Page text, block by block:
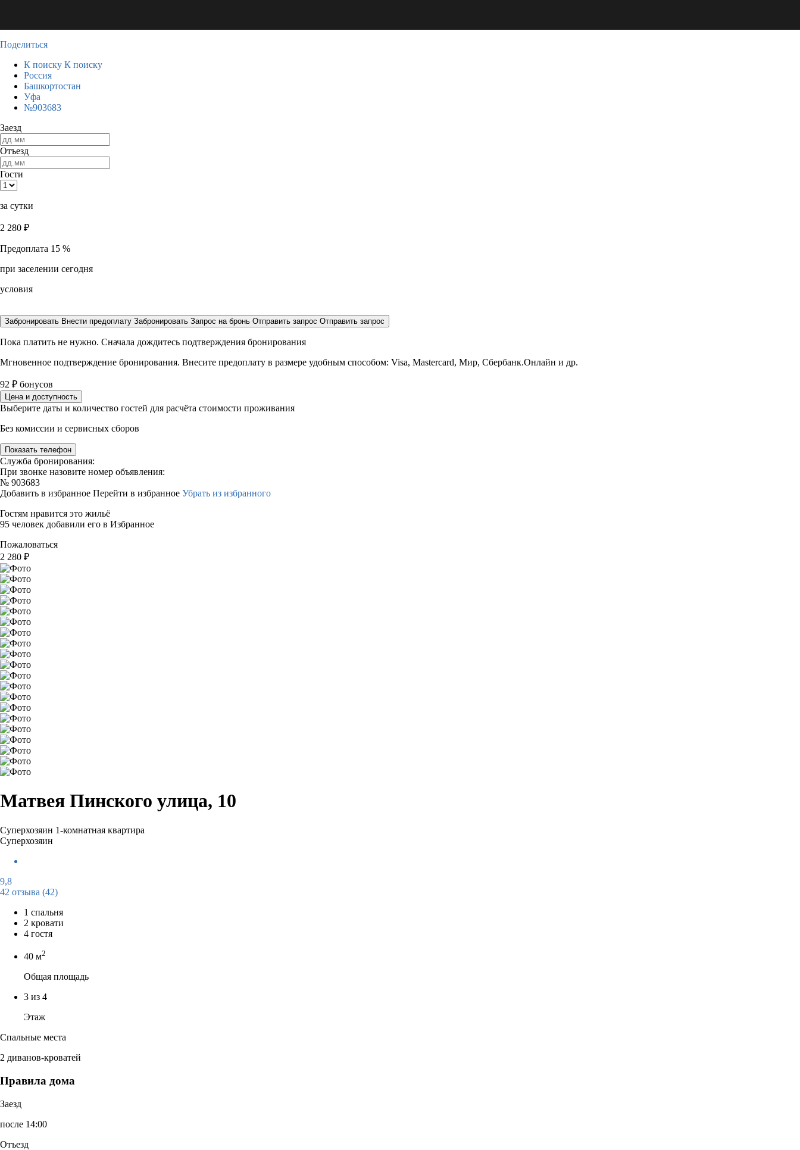
Поделиться
К поиску К поиску
Россия
Башкортостан
Уфа
№903683
Заезд
Отъезд
Гости
за сутки
2 280 ₽
Предоплата 15 %
при заселении сегодня
условия
Забронировать Внести предоплату Забронировать Запрос на бронь Отправить запрос Отправить запрос
Пока платить не нужно. Сначала дождитесь подтверждения бронирования
Мгновенное подтверждение бронирования. Внесите предоплату в размере удобным способом: Visa, Mastercard, Мир, Сбербанк.Онлайн и др.
92 ₽ бонусов
Цена и доступность
Выберите даты и количество гостей для расчёта стоимости проживания
Без комиссии и сервисных сборов
Показать телефон
Служба бронирования:
При звонке назовите номер объявления:
№ 903683
Добавить в избранное Перейти в избранное Убрать из избранного
Гостям нравится это жильё
95 человек добавили его в Избранное
Пожаловаться
2 280 ₽
Матвея Пинского улица, 10
Суперхозяин 1-комнатная квартира
Суперхозяин
9,8
42 отзыва (42)
1 спальня
2 кровати
4 гостя
40 м2
Общая площадь
3 из 4
Этаж
Спальные места
2 диванов-кроватей
Правила дома
Заезд
после 14:00
Отъезд